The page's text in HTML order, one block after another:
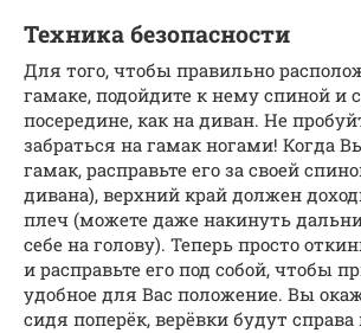
Техника безопасности
Для того, чтобы правильно
гамаке, подойдите к нему спиной и
посередине, как на диван. Не
забраться на гамак ногами! Когда
гамак, расправьте его за своей
дивана), верхний край должен
плеч (можете даже накинуть
себе на голову). Теперь просто
и расправьте его под собой, чтобы
удобное для Вас положение. Вы
сидя поперёк, верёвки будут справа